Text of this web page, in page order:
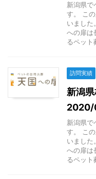
新潟県で
す。 こ
いました
への扉は
るペット
訪問実績
新潟
2020/
新潟県で
す。 こ
いました
への扉は
るペット